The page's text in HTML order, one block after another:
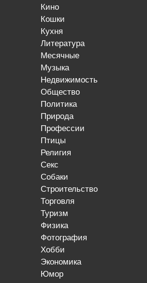
кино
кошки
кухня
литература
месячные
музыка
недвижимость
общество
политика
природа
профессии
птицы
религия
секс
собаки
строительство
торговля
туризм
физика
фотография
хобби
экономика
юмор